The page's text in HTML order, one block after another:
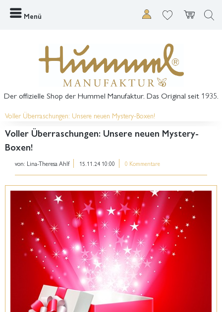
Menü
Der offizielle Shop der Hummel Manufaktur. Das Original seit 1935.
Voller Überraschungen: Unsere neuen Mystery-Boxen!
Voller Überraschungen: Unsere neuen Mystery-
Boxen!
von: Lina-Theresa Ahlf 15.11.24 10:00 0 Kommentare